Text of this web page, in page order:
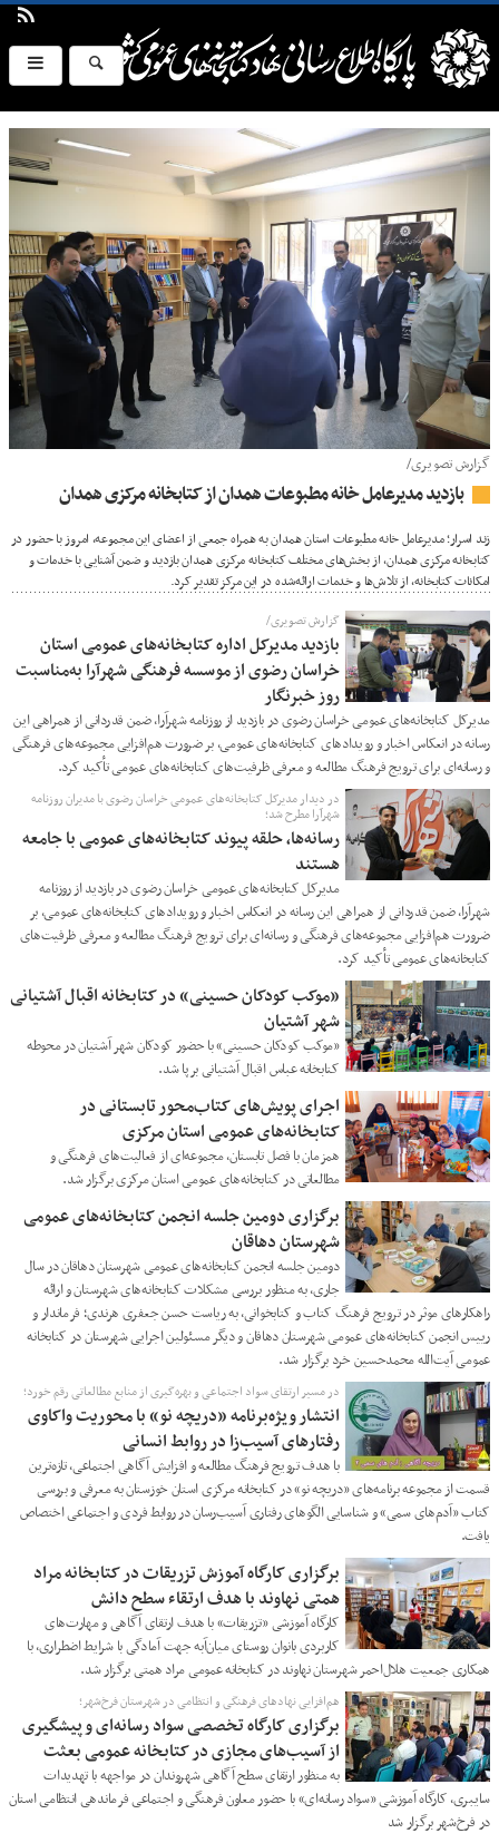
گزارش تصویری/
بازدید مدیرعامل خانه مطبوعات همدان از کتابخانه مرکزی همدان
زند اسرار؛ مدیرعامل خانه مطبوعات استان همدان به همراه جمعی از اعضای این مجموعه، امروز با حضور در
کتابخانه مرکزی همدان، از بخش‌های مختلف کتابخانه مرکزی همدان بازدید و ضمن آشنایی با خدمات و
امکانات کتابخانه، از تلاش‌ها و خدمات ارائه‌شده در این مرکز تقدیر کرد.
گزارش تصویری/
بازدید مدیرکل اداره کتابخانه‌های عمومی استان
خراسان رضوی از موسسه فرهنگی شهرآرا به‌مناسبت
روز خبرنگار
مدیرکل کتابخانه‌های عمومی خراسان رضوی در بازدید از روزنامه شهرآرا، ضمن قدردانی از همراهی این
رسانه در انعکاس اخبار و رویدادهای کتابخانه‌های عمومی، بر ضرورت هم‌افزایی مجموعه‌های فرهنگی
و رسانه‌ای برای ترویج فرهنگ مطالعه و معرفی ظرفیت‌های کتابخانه‌های عمومی تأکید کرد.
در دیدار مدیرکل کتابخانه‌های عمومی خراسان رضوی با مدیران روزنامه
شهرآرا مطرح شد؛
رسانه‌ها، حلقه پیوند کتابخانه‌های عمومی با جامعه
هستند
مدیرکل کتابخانه‌های عمومی خراسان رضوی در بازدید از روزنامه
شهرآرا، ضمن قدردانی از همراهی این رسانه در انعکاس اخبار و رویدادهای کتابخانه‌های عمومی، بر
ضرورت هم‌افزایی مجموعه‌های فرهنگی و رسانه‌ای برای ترویج فرهنگ مطالعه و معرفی ظرفیت‌های
کتابخانه‌های عمومی تأکید کرد.
«موکب کودکان حسینی» در کتابخانه اقبال آشتیانی
شهر آشتیان
«موکب کودکان حسینی» با حضور کودکان شهر آشتیان در محوطه
کتابخانه عباس اقبال آشتیانی برپا شد.
اجرای پویش‌های کتاب‌محور تابستانی در
کتابخانه‌های عمومی استان مرکزی
همزمان با فصل تابستان، مجموعه‌ای از فعالیت‌های فرهنگی و
مطالعاتی در کتابخانه‌های عمومی استان مرکزی برگزار شد.
برگزاری دومین جلسه انجمن کتابخانه‌های عمومی
شهرستان دهاقان
دومین جلسه انجمن کتابخانه‌های عمومی شهرستان دهاقان در سال
جاری، به منظور بررسی مشکلات کتابخانه‌های شهرستان و ارائه
راهکارهای موثر در ترویج فرهنگ کتاب و کتابخوانی، به ریاست حسن جعفری هرندی؛ فرماندار و
رییس انجمن کتابخانه‌های عمومی شهرستان دهاقان و دیگر مسئولین اجرایی شهرستان در کتابخانه
عمومی آیت‌الله محمدحسین خرد برگزار شد.
در مسیر ارتقای سواد اجتماعی و بهره‌گیری از منابع مطالعاتی رقم خورد؛
انتشار ویژه‌برنامه «دریچه نو» با محوریت واکاوی
رفتارهای آسیب‌زا در روابط انسانی
با هدف ترویج فرهنگ مطالعه و افزایش آگاهی‌ اجتماعی، تازه‌ترین
قسمت از مجموعه برنامه‌های «دریچه نو» در کتابخانه مرکزی استان خوزستان به معرفی و بررسی
کتاب «آدم‌های سمی» و شناسایی الگوهای رفتاری آسیب‌رسان در روابط فردی و اجتماعی اختصاص
یافت.
برگزاری کارگاه آموزش تزریقات در کتابخانه مراد
همتی نهاوند با هدف ارتقاء سطح دانش
کارگاه آموزشی «تزریقات» با هدف ارتقای آگاهی و مهارت‌های
کاربردی بانوان روستای میان‌آبه جهت آمادگی با شرایط اضطراری، با
همکاری جمعیت هلال‌احمر شهرستان نهاوند در کتابخانه عمومی مراد همتی برگزار شد.
هم‌افزایی نهادهای فرهنگی و انتظامی در شهرستان فرخ‌شهر؛
برگزاری کارگاه تخصصی سواد رسانه‌ای و پیشگیری
از آسیب‌های مجازی در کتابخانه عمومی بعثت
به منظور ارتقای سطح آگاهی شهروندان در مواجهه با تهدیدات
سایبری، کارگاه آموزشی «سواد رسانه‌ای» با حضور معاون فرهنگی و اجتماعی فرماندهی انتظامی استان
در فرخ‌شهر برگزار شد